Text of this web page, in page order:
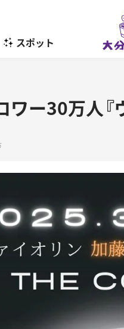
スポット 暮
ワー30万人